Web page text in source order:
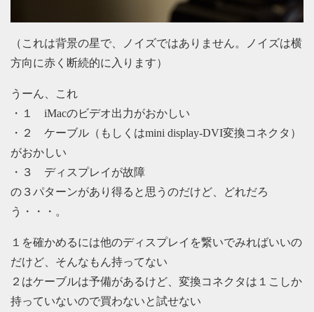
（これは背景の星で、ノイズではありません。ノイズは横
方向に赤く断続的に入ります）
うーん、これ
・１ iMacのビデオ出力がおかしい
・２ ケーブル（もしくはmini display-DVI変換コネクタ）
がおかしい
・３ ディスプレイが故障
の３パターンがあり得ると思うのだけど、どれだろ
う・・・。
１を確かめるには他のディスプレイを繋いでみればいいの
だけど、そんなもん持ってない
２はケーブルは予備があるけど、変換コネクタは１こしか
持っていないので買わないと試せない